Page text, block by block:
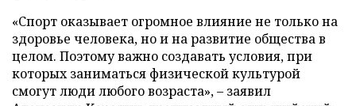
«Спорт оказывает огромное влияние не только на
здоровье человека, но и на развитие общества в
целом. Поэтому важно создавать условия, при
которых заниматься физической культурой
смогут люди любого возраста», – заявил